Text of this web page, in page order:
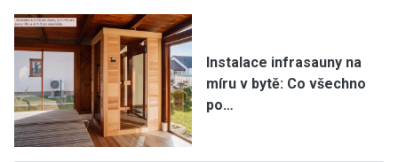
Instalace infrasauny na
míru v bytě: Co všechno
po…